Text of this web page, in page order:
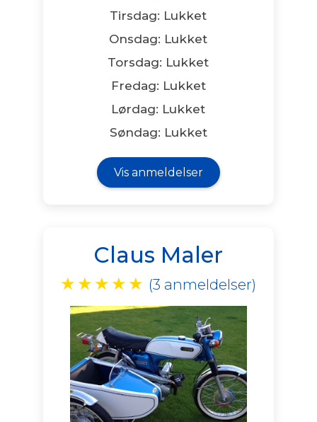
Tirsdag: Lukket
Onsdag: Lukket
Torsdag: Lukket
Fredag: Lukket
Lørdag: Lukket
Søndag: Lukket
Vis anmeldelser
Claus Maler
★ ★ ★ ★ ★ (3 anmeldelser)